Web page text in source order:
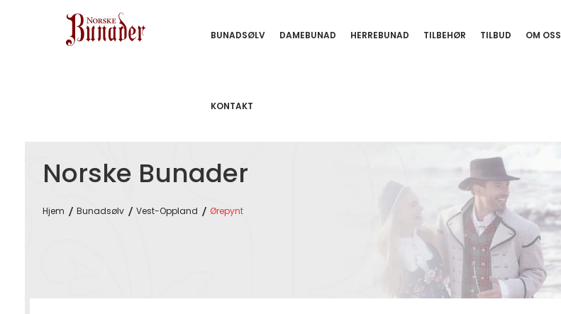
BUNADSØLV DAMEBUNAD HERREBUNAD TILBEHØR TILBUD OM OSS
KONTAKT
Norske Bunader
Hjem Bunadsølv Vest-Oppland Ørepynt